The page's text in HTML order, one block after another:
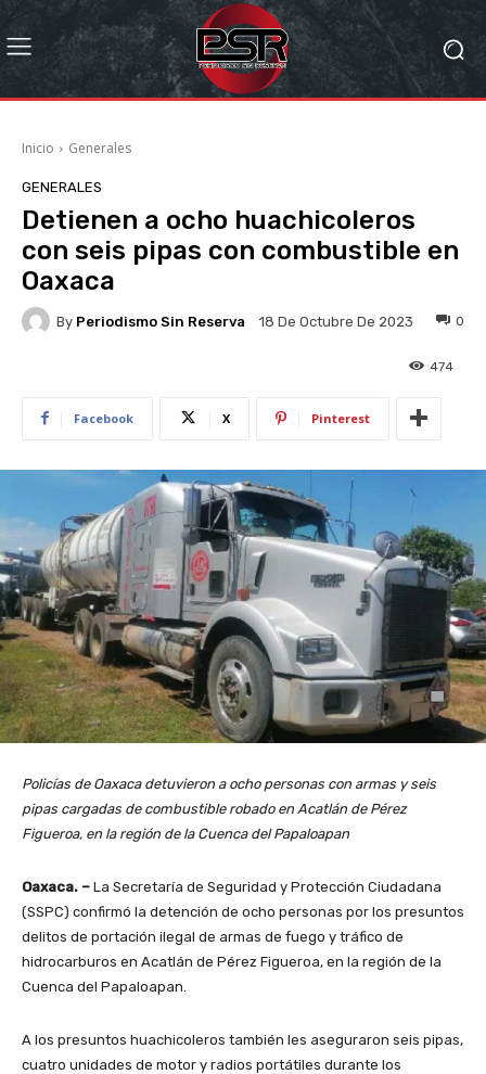
Inicio Generales
GENERALES
Detienen a ocho huachicoleros
con seis pipas con combustible en
Oaxaca
By Periodismo Sin Reserva 18 De Octubre De 2023 0
474
Facebook X Pinterest
Policías de Oaxaca detuvieron a ocho personas con armas y seis
pipas cargadas de combustible robado en Acatlán de Pérez
Figueroa, en la región de la Cuenca del Papaloapan
Oaxaca. – La Secretaría de Seguridad y Protección Ciudadana
(SSPC) confirmó la detención de ocho personas por los presuntos
delitos de portación ilegal de armas de fuego y tráfico de
hidrocarburos en Acatlán de Pérez Figueroa, en la región de la
Cuenca del Papaloapan.
A los presuntos huachicoleros también les aseguraron seis pipas,
cuatro unidades de motor y radios portátiles durante los